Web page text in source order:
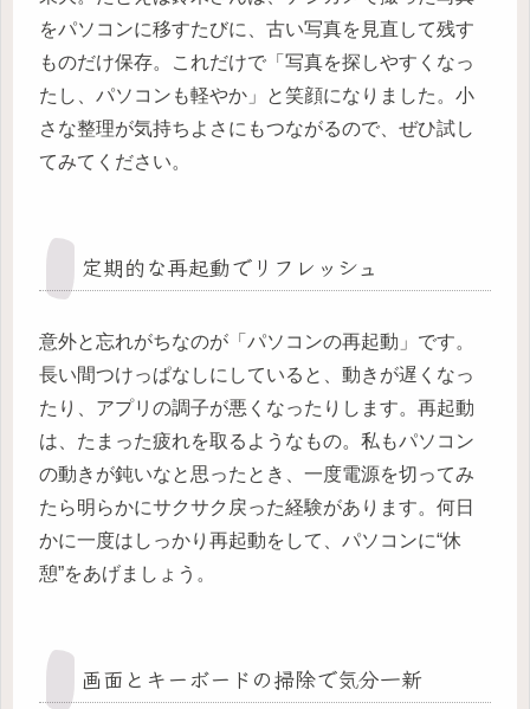
をパソコンに移すたびに、古い写真を見直して残す
ものだけ保存。これだけで「写真を探しやすくなっ
たし、パソコンも軽やか」と笑顔になりました。小
さな整理が気持ちよさにもつながるので、ぜひ試し
てみてください。
定期的な再起動でリフレッシュ
意外と忘れがちなのが「パソコンの再起動」です。
長い間つけっぱなしにしていると、動きが遅くなっ
たり、アプリの調子が悪くなったりします。再起動
は、たまった疲れを取るようなもの。私もパソコン
の動きが鈍いなと思ったとき、一度電源を切ってみ
たら明らかにサクサク戻った経験があります。何日
かに一度はしっかり再起動をして、パソコンに“休
憩”をあげましょう。
画面とキーボードの掃除で気分一新